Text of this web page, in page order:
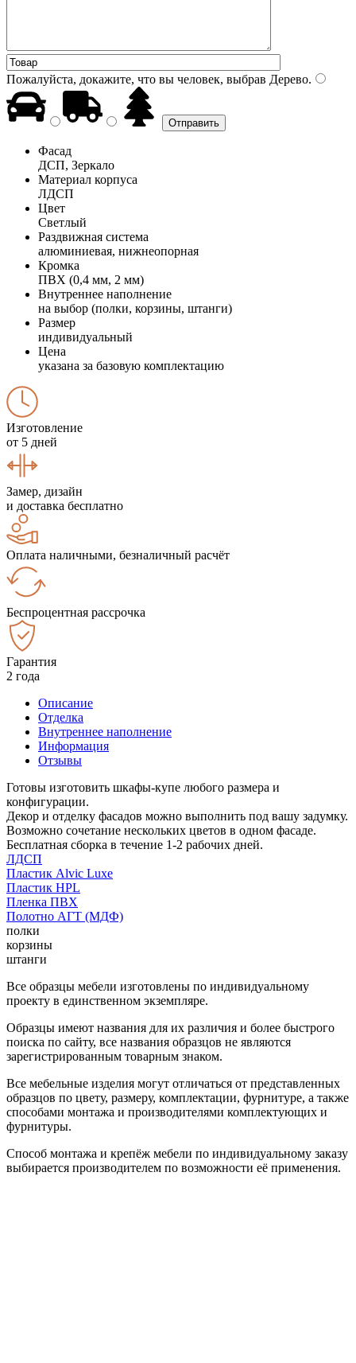
Пожалуйста, докажите, что вы человек, выбрав Дерево.
Фасад
ДСП, Зеркало
Материал корпуса
ЛДСП
Цвет
Светлый
Раздвижная система
алюминиевая, нижнеопорная
Кромка
ПВХ (0,4 мм, 2 мм)
Внутреннее наполнение
на выбор (полки, корзины, штанги)
Размер
индивидуальный
Цена
указана за базовую комплектацию
Изготовление
от 5 дней
Замер, дизайн
и доставка бесплатно
Оплата наличными, безналичный расчёт
Беспроцентная рассрочка
Гарантия
2 года
Описание
Отделка
Внутреннее наполнение
Информация
Отзывы
Готовы изготовить шкафы-купе любого размера и
конфигурации.
Декор и отделку фасадов можно выполнить под вашу задумку.
Возможно сочетание нескольких цветов в одном фасаде.
Бесплатная сборка в течение 1-2 рабочих дней.
ЛДСП
Пластик Alvic Luxe
Пластик HPL
Пленка ПВХ
Полотно АГТ (МДФ)
полки
корзины
штанги
Все образцы мебели изготовлены по индивидуальному
проекту в единственном экземпляре.
Образцы имеют названия для их различия и более быстрого
поиска по сайту, все названия образцов не являются
зарегистрированным товарным знаком.
Все мебельные изделия могут отличаться от представленных
образцов по цвету, размеру, комплектации, фурнитуре, а также
способами монтажа и производителями комплектующих и
фурнитуры.
Способ монтажа и крепёж мебели по индивидуальному заказу
выбирается производителем по возможности её применения.